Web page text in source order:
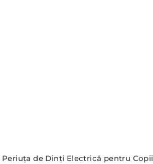
de Dinți Electrică pentru Copii